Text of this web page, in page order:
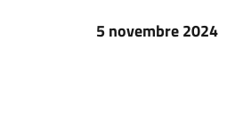
5 novembre 2024